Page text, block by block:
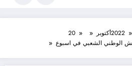
2022أكتوبر
20
الوطني الشعبي في اسبوع